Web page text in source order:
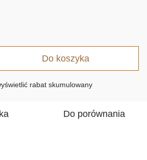
Do koszyka
rabat skumulowany
Do porównania